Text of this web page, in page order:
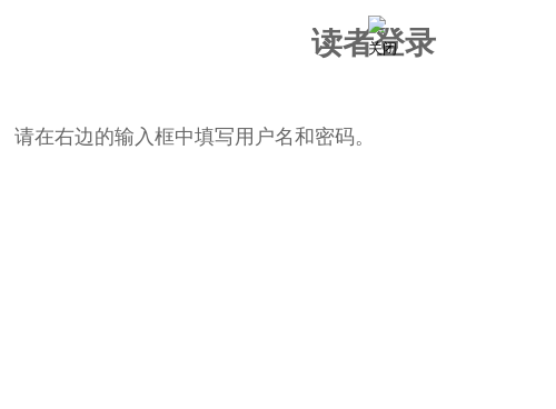
读者登录
请在右边的输入框中填写用户名和密码。
关闭